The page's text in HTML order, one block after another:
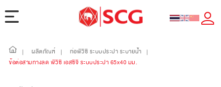
| ผลิตภัณฑ์ | ท่อพีวีซี ระบบประปา ระบายน้ำ
|
ข้อต่อสามทางลด พีวีซี เอสซีจี ระบบประปา 65x40 มม.